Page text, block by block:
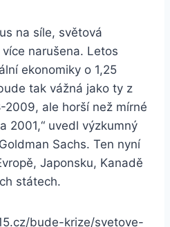
na síle, světová
narušena. Letos
ekonomiky o 1,25
tak vážná jako ty z
2009, ale horší než mírné
2001,“ uvedl výzkumný
Sachs. Ten nyní
Japonsku, Kanadě
státech.
bude-krize/svetove-